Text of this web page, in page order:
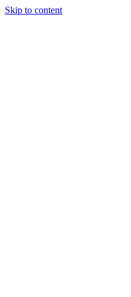
Skip to content